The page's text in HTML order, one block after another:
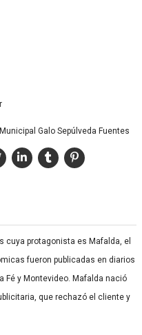
Galo Sepúlveda Fuentes
cuya protagonista es Mafalda, el
fueron publicadas en diarios
Fé y Montevideo. Mafalda nació
que rechazó el cliente y